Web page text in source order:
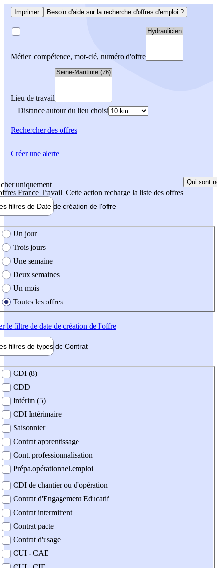
Imprimer Besoin d'aide sur la recherche d'offres d'emploi ?
Métier, compétence, mot-clé, numéro d'offre
Lieu de travail
Distance autour du lieu choisi
Rechercherdes offres
uniquement
France Travail Cette action recharge la liste des offres
Qui sont
filtres de Date de création de l'offre
création de l'offre
Un jour
Trois jours
Une semaine
Deux semaines
Un mois
Toutes les offres
le filtre de date de création de l'offre
filtres de types de Contrat
contrat
CDI (8)
CDD
Intérim (5)
CDI Intérimaire
Saisonnier
Contrat apprentissage
Cont. professionnalisation
Prépa.opérationnel.emploi
CDI de chantier ou d'opération
Contrat d'Engagement Educatif
Contrat intermittent
Contrat pacte
Contrat d'usage
CUI - CAE
Créer une alerte